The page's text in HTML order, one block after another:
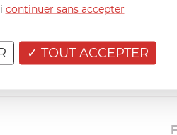
continuer sans accepter
TOUT ACCEPTER